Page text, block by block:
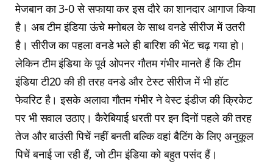
मेजबान का 3-0 से सफाया कर इस दौरे का शानदार आगाज किया
है। अब टीम इंडिया ऊंचे मनोबल के साथ वनडे सीरीज में उतरी
है। सीरीज का पहला वनडे भले ही बारिश की भेंट चढ़ गया हो।
लेकिन टीम इंडिया के पूर्व ओपनर गौतम गंभीर मानते हैं कि टीम
इंडिया टी20 की ही तरह वनडे और टेस्ट सीरीज में भी हॉट
फेवरिट है। इसके अलावा गौतम गंभीर ने वेस्ट इंडीज की क्रिकेट
पर भी सवाल उठाए। कैरेबियाई धरती पर इन दिनों पहले की तरह
तेज और बाउंसी पिचें नहीं बनती बल्कि वहां बैटिंग के लिए अनुकूल
पिचें बनाई जा रही हैं, जो टीम इंडिया को बहुत पसंद हैं।